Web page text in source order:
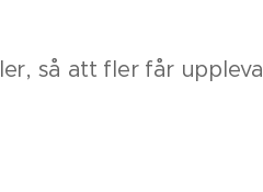
så att fler får